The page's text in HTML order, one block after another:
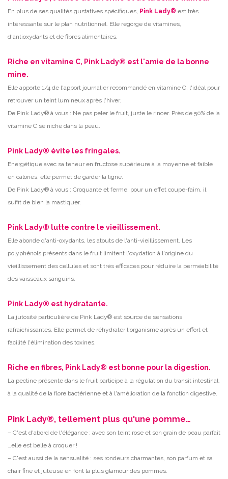
En plus de ses qualités gustatives spécifiques, Pink Lady® est très
intéressante sur le plan nutritionnel. Elle regorge de vitamines,
d'antioxydants et de fibres alimentaires
Riche en vitamine C, Pink Lady® est l'amie de la bonne
mine.
Elle apporte 1/4 de l'apport journalier recommandé en vitamine C, l'idéal pour
retrouver un teint lumineux après l'hiver.
De Pink Lady® à vous : Ne pas peler le fruit, juste le rincer. Près de 50% de la
vitamine C se niche dans la peau.
Pink Lady® évite les fringales.
Energétique avec sa teneur en fructose supérieure à la moyenne et faible
en calories, elle permet de garder la ligne.
De Pink Lady® à vous : Croquante et ferme, pour un effet coupe-faim, il
suffit de bien la mastiquer.
Pink Lady® lutte contre le vieillissement.
Elle abonde d'anti-oxydants, les atouts de l'anti-vieillissement. Les
polyphénols présents dans le fruit limitent l'oxydation à l'origine du
vieillissement des cellules et sont très efficaces pour réduire la perméabilité
des vaisseaux sanguins.
Pink Lady® est hydratante.
La jutosité particulière de Pink Lady® est source de sensations
rafraîchissantes. Elle permet de réhydrater l'organisme après un effort et
facilité l'élimination des toxines.
Riche en fibres, Pink Lady® est bonne pour la digestion.
La pectine présente dans le fruit participe à la régulation du transit intestinal,
à la qualité de la flore bactérienne et à l'amélioration de la fonction digestive.
Pink Lady®, tellement plus qu'une pomme…
– C'est d'abord de l'élégance : avec son teint rose et son grain de peau parfait
…elle est belle à croquer !
– C'est aussi de la sensualité : ses rondeurs charmantes, son parfum et sa
chair fine et juteuse en font la plus glamour des pommes.